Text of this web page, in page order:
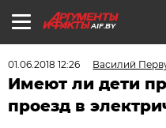
AIF.BY
01.06.2018 12:26 Василий
Имеют ли дети
проезд в